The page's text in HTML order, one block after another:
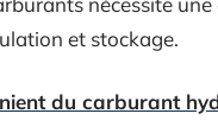
et stockage.
du carburant